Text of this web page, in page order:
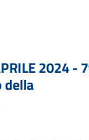
2024 -
della